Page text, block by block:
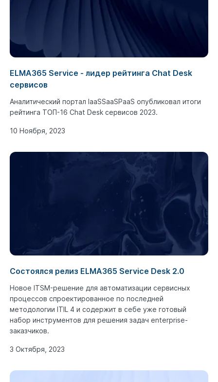
ELMA365 Service - лидер рейтинга Chat Desk
сервисов
Аналитический портал IaaSSaaSPaaS опубликовал итоги
рейтинга ТОП-16 Chat Desk сервисов 2023.
10 Ноября, 2023
Состоялся релиз ELMA365 Service Desk 2.0
Новое ITSM-решение для автоматизации сервисных
процессов спроектированное по последней
методологии ITIL 4 и содержит в себе уже готовый
набор инструментов для решения задач enterprise-
заказчиков.
3 Октября, 2023